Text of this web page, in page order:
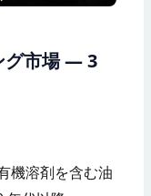
グ市場 — 3
機溶剤を含む油